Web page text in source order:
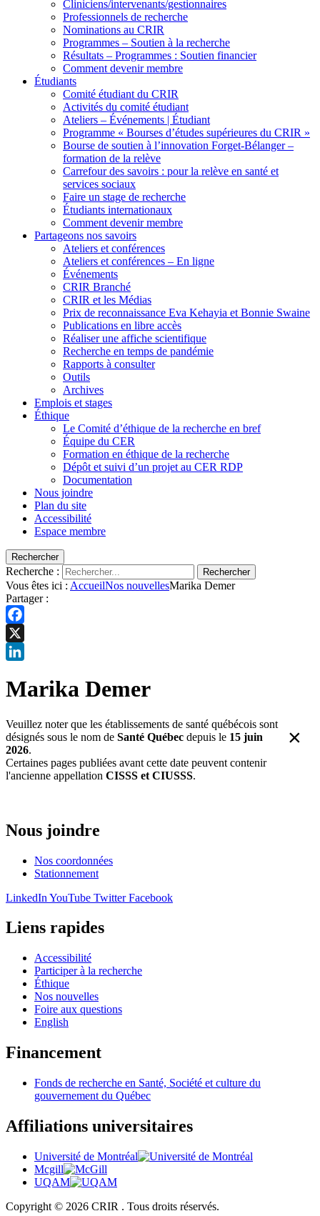
Cliniciens/intervenants/gestionnaires
Professionnels de recherche
Nominations au CRIR
Programmes – Soutien à la recherche
Résultats – Programmes : Soutien financier
Comment devenir membre
Étudiants
Comité étudiant du CRIR
Activités du comité étudiant
Ateliers – Événements | Étudiant
Programme « Bourses d’études supérieures du CRIR »
Bourse de soutien à l’innovation Forget-Bélanger –
formation de la relève
Carrefour des savoirs : pour la relève en santé et
services sociaux
Faire un stage de recherche
Étudiants internationaux
Comment devenir membre
Partageons nos savoirs
Ateliers et conférences
Ateliers et conférences – En ligne
Événements
CRIR Branché
CRIR et les Médias
Prix de reconnaissance Eva Kehayia et Bonnie Swaine
Publications en libre accès
Réaliser une affiche scientifique
Recherche en temps de pandémie
Rapports à consulter
Outils
Archives
Emplois et stages
Éthique
Le Comité d’éthique de la recherche en bref
Équipe du CER
Formation en éthique de la recherche
Dépôt et suivi d’un projet au CER RDP
Documentation
Nous joindre
Plan du site
Accessibilité
Espace membre
Rechercher
Recherche : Rechercher
Vous êtes ici : AccueilNos nouvellesMarika Demer
Partager :
Facebook
X
Marika Demer
Veuillez noter que les établissements de santé québécois sont
désignés sous le nom de Santé Québec depuis le 15 juin
2026.
Certaines pages publiées avant cette date peuvent contenir
l'ancienne appellation CISSS et CIUSSS.
×
Nous joindre
Nos coordonnées
Stationnement
LinkedIn YouTube Twitter Facebook
Liens rapides
Accessibilité
Participer à la recherche
Éthique
Nos nouvelles
Foire aux questions
English
Financement
Fonds de recherche en Santé, Société et culture du
gouvernement du Québec
Affiliations universitaires
Université de Montréal
Mcgill
UQAM
Copyright © 2026 CRIR . Tous droits réservés.